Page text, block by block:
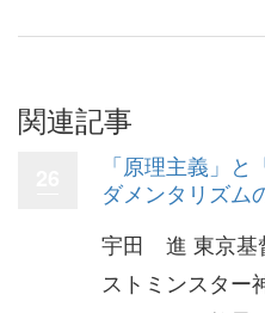
関連記事
「原理主義」
ダメンタリズム
宇田 進 東京基
ストミンスター